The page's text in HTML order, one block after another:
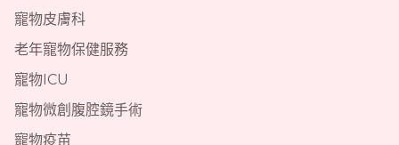
寵物皮膚科
老年寵物保健服務
寵物ICU
寵物微創腹腔鏡手術
寵物疫苗